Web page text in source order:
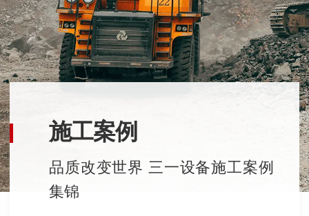
施工案例
品质改变世界 三一设备施工案例
集锦